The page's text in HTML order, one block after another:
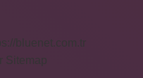
bluenet.com.tr
Sitemap